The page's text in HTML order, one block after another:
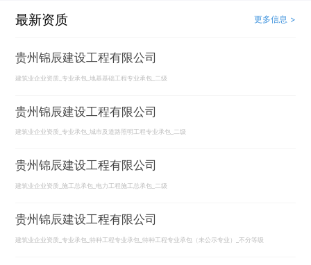
最新资质 更多信息 >
贵州锦辰建设工程有限公司
建筑业企业资质_专业承包_地基基础工程专业承包_二级
贵州锦辰建设工程有限公司
建筑业企业资质_专业承包_城市及道路照明工程专业承包_二级
贵州锦辰建设工程有限公司
建筑业企业资质_施工总承包_电力工程施工总承包_二级
贵州锦辰建设工程有限公司
建筑业企业资质_专业承包_特种工程专业承包_特种工程专业承包（未公示专业）_不分等级